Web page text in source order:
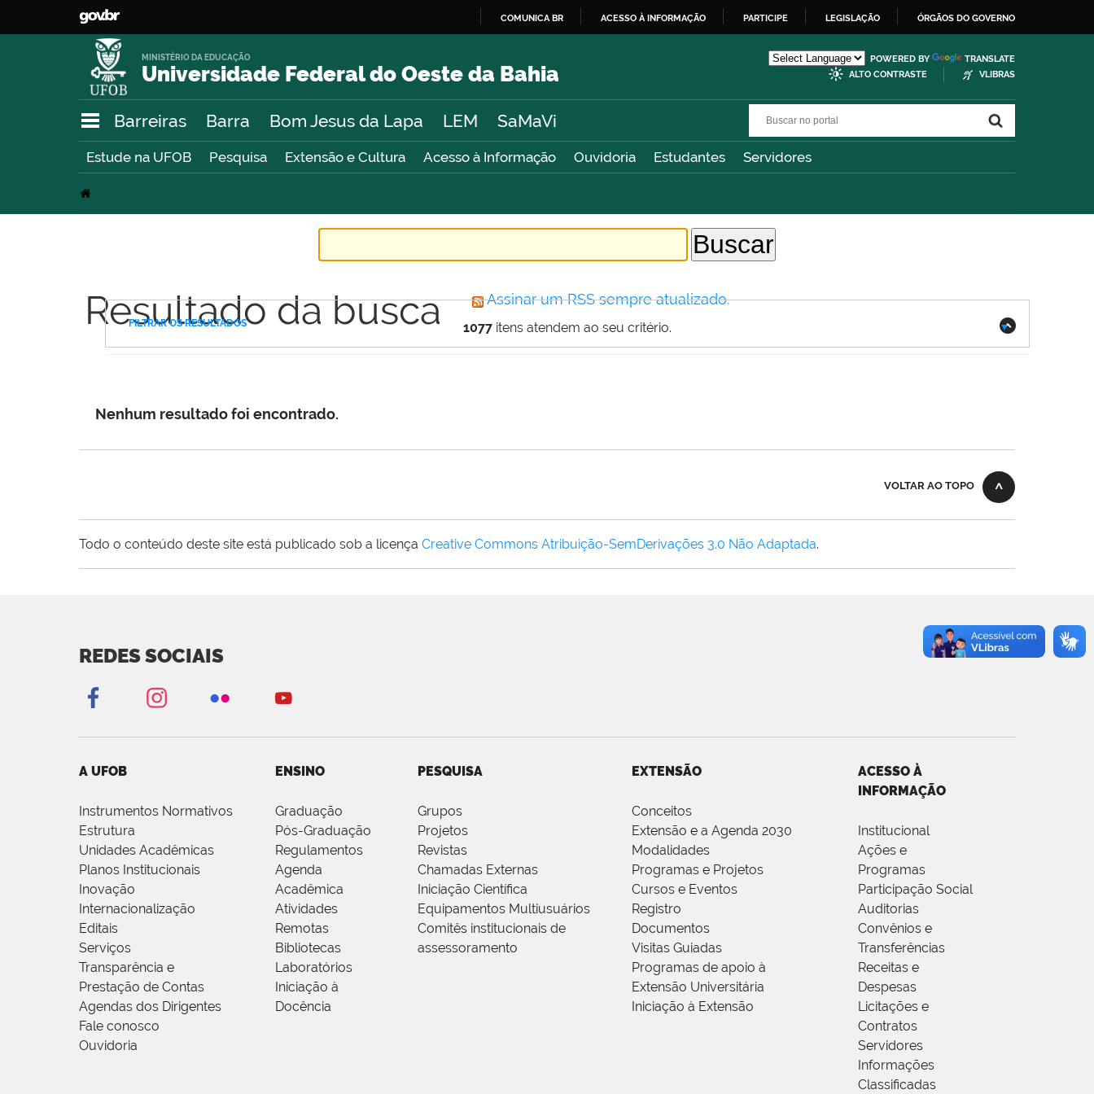
O
COMUNICA BR ACESSO À INFORMAÇÃO PARTICIPE LEGISLAÇÃO ÓRGÃOS DO GOVERNO
Universidade Federal do Oeste da Bahia
MINISTÉRIO DA EDUCAÇÃO POWERED BY
TRANSLATE
ALTO CONTRASTE
VLIBRAS
Barreiras Barra Bom Jesus da Lapa LEM SaMaVi
Estude na UFOB Pesquisa Extensão e Cultura Acesso à Informação Ouvidoria Estudantes Servidores
Resultado da busca Assinar um RSS sempre atualizado.
1077 itens atendem ao seu critério.
FILTRAR OS RESULTADOS
Nenhum resultado foi encontrado.
VOLTAR AO TOPO
Todo o conteúdo deste site está publicado sob a licença Creative Commons Atribuição-SemDerivações 3.0 Não Adaptada.
REDES SOCIAIS
A UFOB
Instrumentos Normativos
Estrutura
Unidades Acadêmicas
Planos Institucionais
Inovação
Internacionalização
Editais
Serviços
Transparência e
Prestação de Contas
Agendas dos Dirigentes
Fale conosco
Ouvidoria
ENSINO
Graduação
Pós-Graduação
Regulamentos
Agenda
Acadêmica
Atividades
Remotas
Bibliotecas
Laboratórios
Iniciação à
Docência
PESQUISA
Grupos
Projetos
Revistas
Chamadas Externas
Iniciação Científica
Equipamentos Multiusuários
Comitês institucionais de
assessoramento
EXTENSÃO
Conceitos
Extensão e a Agenda 2030
Modalidades
Programas e Projetos
Cursos e Eventos
Registro
Documentos
Visitas Guiadas
Programas de apoio à
Extensão Universitária
Iniciação à Extensão
ACESSO À
INFORMAÇÃO
Institucional
Ações e
Programas
Participação Social
Auditorias
Convênios e
Transferências
Receitas e
Despesas
Licitações e
Contratos
Servidores
Informações
Classificadas